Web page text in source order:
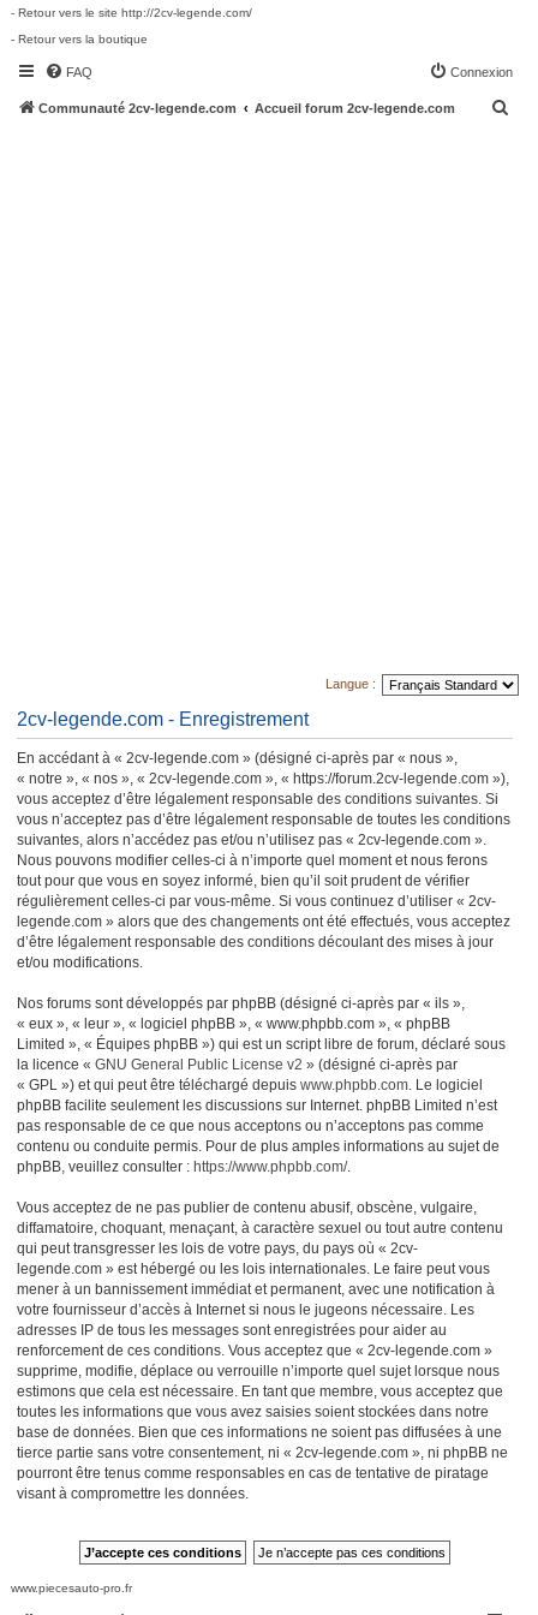
- Retour vers le site http://2cv-legende.com/
- Retour vers la boutique
FAQ Connexion
Communauté 2cv-legende.com Accueil forum 2cv-legende.com
Langue :
2cv-legende.com - Enregistrement
En accédant à « 2cv-legende.com » (désigné ci-après par « nous »,
« notre », « nos », « 2cv-legende.com », « https://forum.2cv-legende.com »),
vous acceptez d’être légalement responsable des conditions suivantes. Si
vous n’acceptez pas d’être légalement responsable de toutes les conditions
suivantes, alors n’accédez pas et/ou n’utilisez pas « 2cv-legende.com ».
Nous pouvons modifier celles-ci à n’importe quel moment et nous ferons
tout pour que vous en soyez informé, bien qu’il soit prudent de vérifier
régulièrement celles-ci par vous-même. Si vous continuez d’utiliser « 2cv-
legende.com » alors que des changements ont été effectués, vous acceptez
d’être légalement responsable des conditions découlant des mises à jour
et/ou modifications.
Nos forums sont développés par phpBB (désigné ci-après par « ils »,
« eux », « leur », « logiciel phpBB », « www.phpbb.com », « phpBB
Limited », « Équipes phpBB ») qui est un script libre de forum, déclaré sous
la licence « GNU General Public License v2 » (désigné ci-après par
« GPL ») et qui peut être téléchargé depuis www.phpbb.com. Le logiciel
phpBB facilite seulement les discussions sur Internet. phpBB Limited n’est
pas responsable de ce que nous acceptons ou n’acceptons pas comme
contenu ou conduite permis. Pour de plus amples informations au sujet de
phpBB, veuillez consulter : https://www.phpbb.com/.
Vous acceptez de ne pas publier de contenu abusif, obscène, vulgaire,
diffamatoire, choquant, menaçant, à caractère sexuel ou tout autre contenu
qui peut transgresser les lois de votre pays, du pays où « 2cv-
legende.com » est hébergé ou les lois internationales. Le faire peut vous
mener à un bannissement immédiat et permanent, avec une notification à
votre fournisseur d’accès à Internet si nous le jugeons nécessaire. Les
adresses IP de tous les messages sont enregistrées pour aider au
renforcement de ces conditions. Vous acceptez que « 2cv-legende.com »
supprime, modifie, déplace ou verrouille n’importe quel sujet lorsque nous
estimons que cela est nécessaire. En tant que membre, vous acceptez que
toutes les informations que vous avez saisies soient stockées dans notre
base de données. Bien que ces informations ne soient pas diffusées à une
tierce partie sans votre consentement, ni « 2cv-legende.com », ni phpBB ne
pourront être tenus comme responsables en cas de tentative de piratage
visant à compromettre les données.
www.piecesauto-pro.fr